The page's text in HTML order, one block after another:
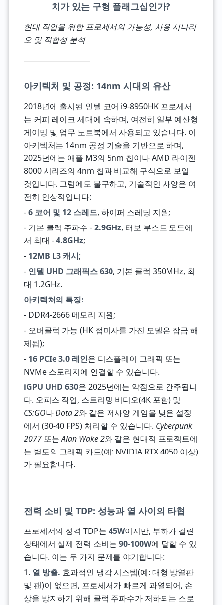
치가 있는 구형 플래그십인가?
현대 작업을 위한 프로세서의 가능성, 사용 시나리
오 및 적합성 분석
아키텍처 및 공정: 14nm 시대의 유산
2018년에 출시된 인텔 코어 i9-8950HK 프로세서
는 커피 레이크 세대에 속하며, 여전히 일부 예산형
게이밍 및 업무 노트북에서 사용되고 있습니다. 이
아키텍처는 14nm 공정 기술을 기반으로 하며,
2025년에는 애플 M3의 5nm 칩이나 AMD 라이젠
8000 시리즈의 4nm 칩과 비교해 구식으로 보일
것입니다. 그럼에도 불구하고, 기술적인 사양은 여
전히 인상적입니다:
-6 코어 및 12 스레드, 하이퍼 스레딩 지원;
- 기본 클럭 주파수 -2.9GHz, 터보 부스트 모드에
서 최대 -4.8GHz;
- 12MB L3 캐시;
- 인텔 UHD 그래픽스 630, 기본 클럭 350MHz, 최
대 1.2GHz.
아키텍처의 특징:
- DDR4-2666 메모리 지원;
- 오버클럭 가능 (HK 접미사를 가진 모델은 잠금 해
제됨);
- 16 PCIe 3.0 레인은 디스플레이 그래픽 또는
NVMe 스토리지에 연결할 수 있습니다.
iGPU UHD 630은 2025년에는 약점으로 간주됩니
다. 오피스 작업, 스트리밍 비디오(4K 포함) 및
CS:GO나Dota 2와 같은 저사양 게임을 낮은 설정
에서 (30-40 FPS) 처리할 수 있습니다. Cyberpunk
2077또는Alan Wake 2와 같은 현대적 프로젝트에
는 별도의 그래픽 카드(예: NVIDIA RTX 4050 이상)
가 필요합니다.
전력 소비 및 TDP: 성능과 열 사이의 타협
프로세서의 정격 TDP는 45W이지만, 부하가 걸린
상태에서 실제 전력 소비는 90-100W에 달할 수 있
습니다. 이는 두 가지 문제를 야기합니다:
1. 열 방출. 효과적인 냉각 시스템(예: 대형 방열판
및 팬)이 없으면, 프로세서가 빠르게 과열되어, 손
상을 방지하기 위해 클럭 주파수가 저하되는 스로